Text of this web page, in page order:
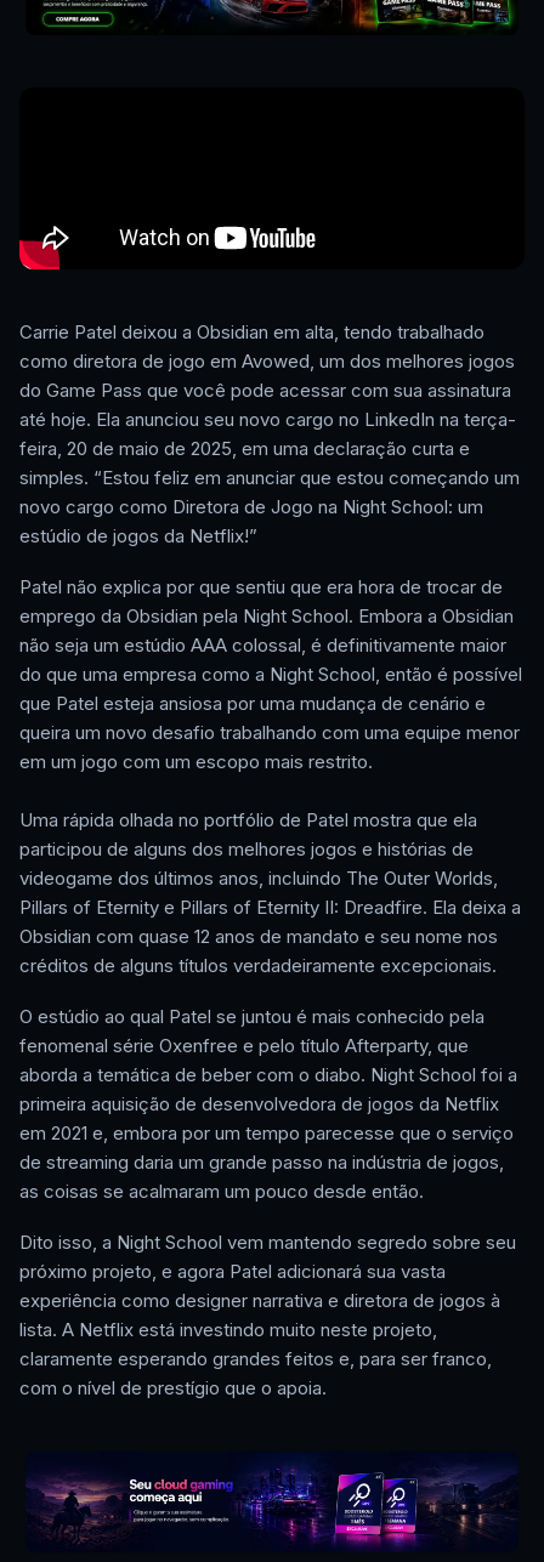
Carrie Patel deixou a Obsidian em alta, tendo trabalhado
como diretora de jogo em Avowed, um dos melhores jogos
do Game Pass que você pode acessar com sua assinatura
até hoje. Ela anunciou seu novo cargo no LinkedIn na terça-
feira, 20 de maio de 2025, em uma declaração curta e
simples. “Estou feliz em anunciar que estou começando um
novo cargo como Diretora de Jogo na Night School: um
estúdio de jogos da Netflix!”
Patel não explica por que sentiu que era hora de trocar de
emprego da Obsidian pela Night School. Embora a Obsidian
não seja um estúdio AAA colossal, é definitivamente maior
do que uma empresa como a Night School, então é possível
que Patel esteja ansiosa por uma mudança de cenário e
queira um novo desafio trabalhando com uma equipe menor
em um jogo com um escopo mais restrito.
Uma rápida olhada no portfólio de Patel mostra que ela
participou de alguns dos melhores jogos e histórias de
videogame dos últimos anos, incluindo The Outer Worlds,
Pillars of Eternity e Pillars of Eternity II: Dreadfire. Ela deixa a
Obsidian com quase 12 anos de mandato e seu nome nos
créditos de alguns títulos verdadeiramente excepcionais.
O estúdio ao qual Patel se juntou é mais conhecido pela
fenomenal série Oxenfree e pelo título Afterparty, que
aborda a temática de beber com o diabo. Night School foi a
primeira aquisição de desenvolvedora de jogos da Netflix
em 2021 e, embora por um tempo parecesse que o serviço
de streaming daria um grande passo na indústria de jogos,
as coisas se acalmaram um pouco desde então.
Dito isso, a Night School vem mantendo segredo sobre seu
próximo projeto, e agora Patel adicionará sua vasta
experiência como designer narrativa e diretora de jogos à
lista. A Netflix está investindo muito neste projeto,
claramente esperando grandes feitos e, para ser franco,
com o nível de prestígio que o apoia.